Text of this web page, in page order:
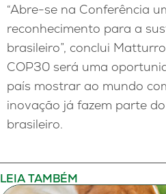
“Abre-se na Conferência
reconhecimento para a
brasileiro”, conclui
COP30 será uma
país mostrar ao mundo
inovação já fazem parte
brasileiro.
LEIA TAMBÉM